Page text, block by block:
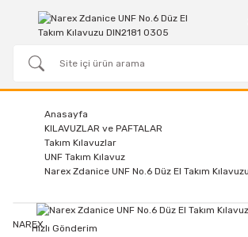
Anasayfa
KILAVUZLAR ve PAFTALAR
Takım Kılavuzlar
UNF Takım Kılavuz
Narex Zdanice UNF No.6 Düz El Takım
Hızlı Gönderim
NAREX